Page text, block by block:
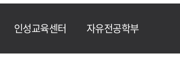
인성교육센터 자유전공학부